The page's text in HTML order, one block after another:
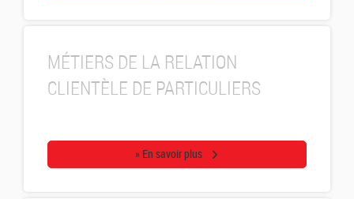
MÉTIERS DE LA RELATION
CLIENTÈLE DE PARTICULIERS
» En savoir plus